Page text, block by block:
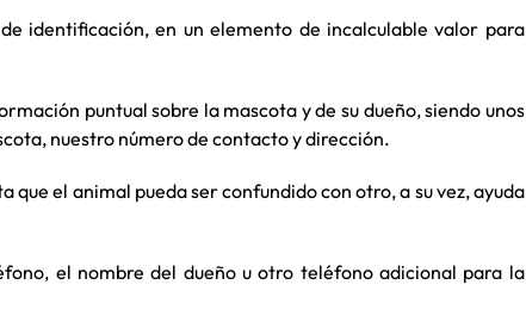
identificación, en un elemento de incalculable valor para
puntual sobre la mascota y de su dueño, siendo unos
nuestro número de contacto y dirección.
que el animal pueda ser confundido con otro, a su vez, ayuda
el nombre del dueño u otro teléfono adicional para la